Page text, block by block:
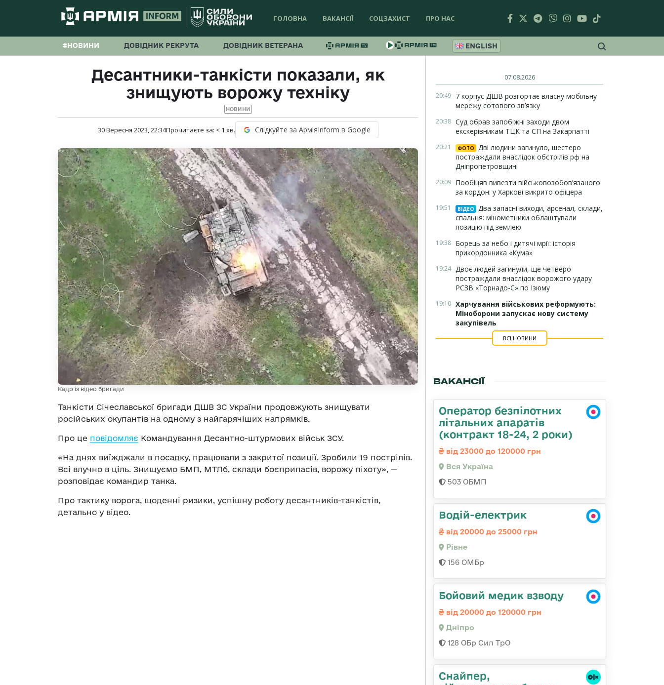
ГОЛОВНА ВАКАНСІЇ СОЦЗАХИСТ ПРО НАС
#НОВИНИ ДОВІДНИК РЕКРУТА ДОВІДНИК ВЕТЕРАНА ENGLISH
Десантники-танкісти показали, як
знищують ворожу техніку
НОВИНИ
30 Вересня 2023, 22:34Прочитаєте за: < 1 хв. Слідкуйте за АрміяInform в Google
Кадр із відео бригади
Танкісти Січеславської бригади ДШВ ЗС України продовжують знищувати
російських окупантів на одному з найгарячіших напрямків.
Про це повідомляє Командування Десантно-штурмових військ ЗСУ.
«На днях виїжджали в посадку, працювали з закритої позиції. Зробили 19 пострілів.
Всі влучно в ціль. Знищуємо БМП, МТЛб, склади боєприпасів, ворожу піхоту», —
розповідає командир танка.
Про тактику ворога, щоденні ризики, успішну роботу десантників-танкістів,
детально у відео.
07.08.2026
20:49 7 корпус ДШВ розгортає власну мобільну
мережу сотового зв’язку
20:38 Суд обрав запобіжні заходи двом
екскерівникам ТЦК та СП на Закарпатті
20:21 ФОТО
Дві людини загинуло, шестеро
постраждали внаслідок обстрілів рф на
Дніпропетровщині
20:09 Пообіцяв вивезти військовозобов’язаного
за кордон: у Харкові викрито офіцера
19:51 ВІДЕО
Два запасні виходи, арсенал, склади,
спальня: мінометники облаштували
позицію під землею
19:38 Борець за небо і дитячі мрії: історія
прикордонника «Кума»
19:24 Двоє людей загинули, ще четверо
постраждали внаслідок ворожого удару
РСЗВ «Торнадо-С» по Ізюму
19:10 Харчування військових реформують:
Міноборони запускає нову систему
закупівель
ВСІ НОВИНИ
ВАКАНСІЇ
Оператор безпілотних
літальних апаратів
(контракт 18-24, 2 роки)
від 23000 до 120000 грн
Вся Україна
503 ОБМП
Водій-електрик
від 20000 до 25000 грн
Рівне
156 ОМБр
Бойовий медик взводу
від 20000 до 120000 грн
Дніпро
128 ОБр Сил ТрО
Снайпер,